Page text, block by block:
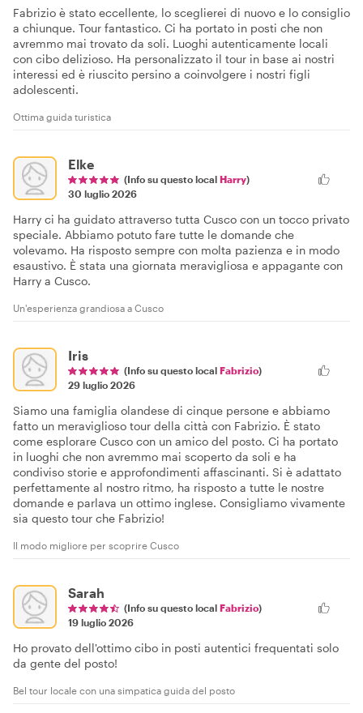
Fabrizio è stato eccellente, lo sceglierei di nuovo e lo consiglio
a chiunque. Tour fantastico. Ci ha portato in posti che non
avremmo mai trovato da soli. Luoghi autenticamente locali
con cibo delizioso. Ha personalizzato il tour in base ai nostri
interessi ed è riuscito persino a coinvolgere i nostri figli
adolescenti.
Ottima guida turistica
Elke
(Info su questo local Harry)
30 luglio 2026
Harry ci ha guidato attraverso tutta Cusco con un tocco privato
speciale. Abbiamo potuto fare tutte le domande che
volevamo. Ha risposto sempre con molta pazienza e in modo
esaustivo. È stata una giornata meravigliosa e appagante con
Harry a Cusco.
Un'esperienza grandiosa a Cusco
Iris
(Info su questo local Fabrizio)
29 luglio 2026
Siamo una famiglia olandese di cinque persone e abbiamo
fatto un meraviglioso tour della città con Fabrizio. È stato
come esplorare Cusco con un amico del posto. Ci ha portato
in luoghi che non avremmo mai scoperto da soli e ha
condiviso storie e approfondimenti affascinanti. Si è adattato
perfettamente al nostro ritmo, ha risposto a tutte le nostre
domande e parlava un ottimo inglese. Consigliamo vivamente
sia questo tour che Fabrizio!
Il modo migliore per scoprire Cusco
Sarah
(Info su questo local Fabrizio)
19 luglio 2026
Ho provato dell'ottimo cibo in posti autentici frequentati solo
da gente del posto!
Bel tour locale con una simpatica guida del posto